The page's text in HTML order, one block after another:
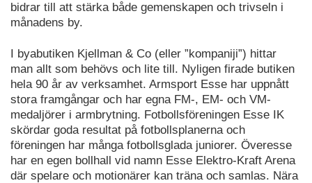
bidrar till att stärka både gemenskapen och trivseln i
månadens by.
I byabutiken Kjellman & Co (eller ”kompaniji”) hittar
man allt som behövs och lite till. Nyligen firade butiken
hela 90 år av verksamhet. Armsport Esse har uppnått
stora framgångar och har egna FM-, EM- och VM-
medaljörer i armbrytning. Fotbollsföreningen Esse IK
skördar goda resultat på fotbollsplanerna och
föreningen har många fotbollsglada juniorer. Överesse
har en egen bollhall vid namn Esse Elektro-Kraft Arena
där spelare och motionärer kan träna och samlas. Nära